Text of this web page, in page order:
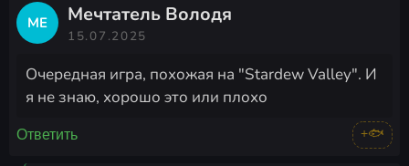
МЕ Мечтатель Володя
15.07.2025
Очередная игра, похожая на "Stardew Valley". И
я не знаю, хорошо это или плохо
Ответить +🐟